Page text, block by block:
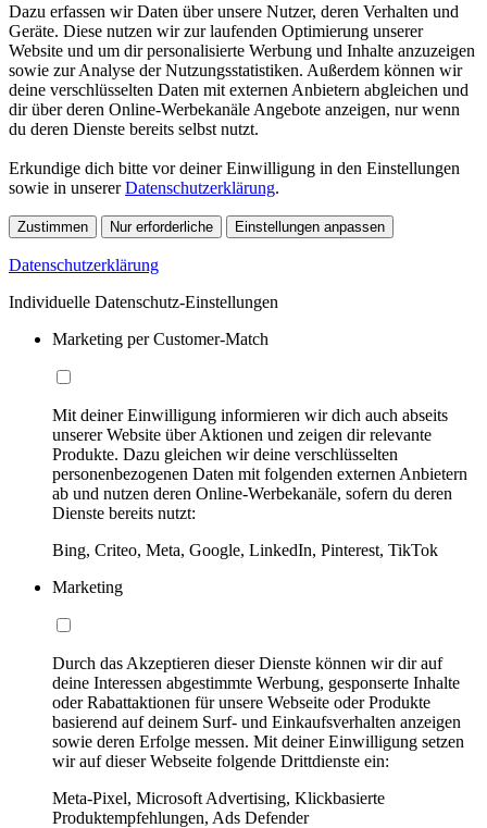
Dazu erfassen wir Daten über unsere Nutzer, deren Verhalten und
Geräte. Diese nutzen wir zur laufenden Optimierung unserer
Website und um dir personalisierte Werbung und Inhalte anzuzeigen
sowie zur Analyse der Nutzungsstatistiken. Außerdem können wir
deine verschlüsselten Daten mit externen Anbietern abgleichen und
dir über deren Online-Werbekanäle Angebote anzeigen, nur wenn
du deren Dienste bereits selbst nutzt.
Erkundige dich bitte vor deiner Einwilligung in den Einstellungen
sowie in unsererDatenschutzerklärung.
Zustimmen Nur erforderliche Einstellungen anpassen
Datenschutzerklärung
Individuelle Datenschutz-Einstellungen
Marketing per Customer-Match
Mit deiner Einwilligung informieren wir dich auch abseits
unserer Website über Aktionen und zeigen dir relevante
Produkte. Dazu gleichen wir deine verschlüsselten
personenbezogenen Daten mit folgenden externen Anbietern
ab und nutzen deren Online-Werbekanäle, sofern du deren
Dienste bereits nutzt:
Bing, Criteo, Meta, Google, LinkedIn, Pinterest, TikTok
Marketing
Durch das Akzeptieren dieser Dienste können wir dir auf
deine Interessen abgestimmte Werbung, gesponserte Inhalte
oder Rabattaktionen für unsere Webseite oder Produkte
basierend auf deinem Surf- und Einkaufsverhalten anzeigen
sowie deren Erfolge messen. Mit deiner Einwilligung setzen
wir auf dieser Webseite folgende Drittdienste ein:
Meta-Pixel, Microsoft Advertising, Klickbasierte
Produktempfehlungen, Ads Defender